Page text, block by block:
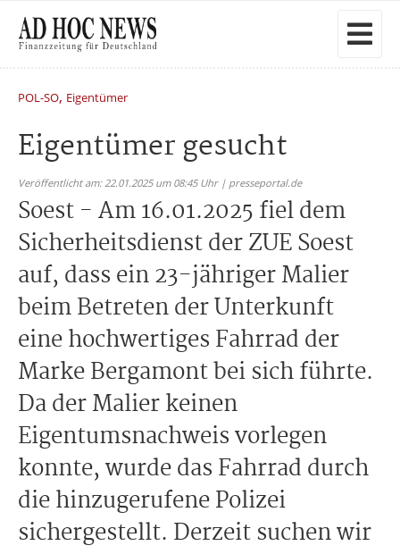
POL-SO, Eigentümer
Eigentümer gesucht
Veröffentlicht am: 22.01.2025 um 08:45 Uhr | presseportal.de
Soest - Am 16.01.2025 fiel dem
Sicherheitsdienst der ZUE Soest
auf, dass ein 23-jähriger Malier
beim Betreten der Unterkunft
eine hochwertiges Fahrrad der
Marke Bergamont bei sich führte.
Da der Malier keinen
Eigentumsnachweis vorlegen
konnte, wurde das Fahrrad durch
die hinzugerufene Polizei
sichergestellt. Derzeit suchen wir